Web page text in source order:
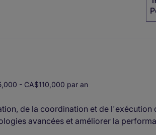
- CA$110,000 par an
de la coordination et de l'exécution
avancées et améliorer la